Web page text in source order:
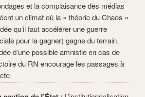
et la complaisance des médias
un climat où la « théorie du Chaos »
qu’il faut accélérer une guerre
pour la gagner) gagne du terrain.
d’une possible amnistie en cas de
du RN encourage les passages à